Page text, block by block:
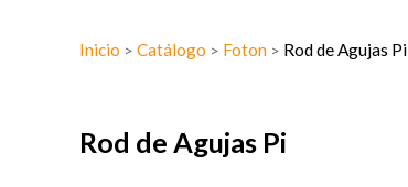
Inicio > Catálogo > Foton > Rod de Agujas Pi
Rod de Agujas Pi